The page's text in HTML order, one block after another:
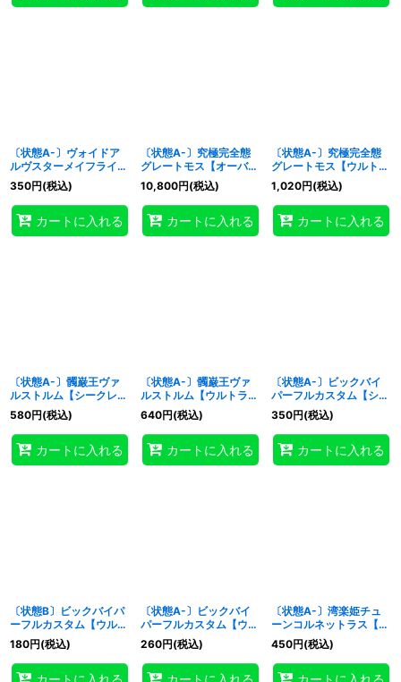
〔状態A-〕ヴォイドア
ルヴスターメイフライ
【シークレット】
{RD/KP24-JP034}
《RDフュージョン》
350円(税込)
カートに入れる
〔状態A-〕究極完全態
グレートモス【オーバー
ラッシュレア】
{RD/AP02-JP031}
《RDフュージョン》
10,800円(税込)
カートに入れる
〔状態A-〕究極完全態
グレートモス【ウルト
ラ】{RD/AP02-JP031}
《RDフュージョン》
1,020円(税込)
カートに入れる
〔状態A-〕髑巌王ヴァ
ルストルム【シークレッ
ト】{RD/AP02-JP003}
《RDフュージョン》
580円(税込)
カートに入れる
〔状態A-〕髑巌王ヴァ
ルストルム【ウルトラ】
{RD/AP02-JP003}
《RDフュージョン》
640円(税込)
カートに入れる
〔状態A-〕ビックバイ
パーフルカスタム【シー
クレット】{RD/KP23-
JP042}《RDフュージョ
ン》
350円(税込)
カートに入れる
〔状態B〕ビックバイパ
ーフルカスタム【ウルト
ラ】{RD/KP23-JP042}
《RDフュージョン》
180円(税込)
カートに入れる
〔状態A-〕ビックバイ
パーフルカスタム【ウル
トラ】{RD/KP23-
JP042}《RDフュージョ
ン》
260円(税込)
カートに入れる
〔状態A-〕湾楽姫チュ
ーンコルネットラス【ス
ーパー】{RD/B253-
JP002}《RDフュージョ
ン》
450円(税込)
カートに入れる